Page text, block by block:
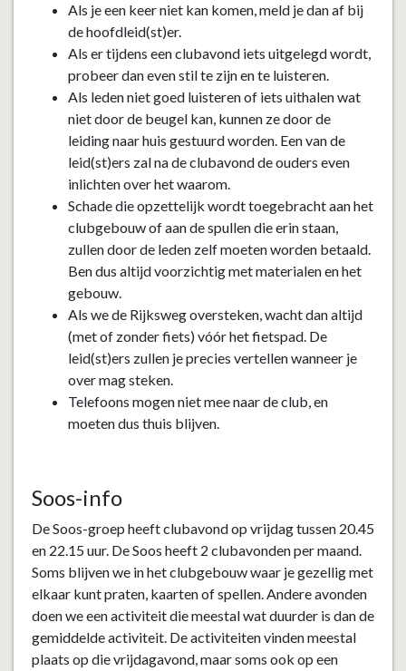
Als je een keer niet kan komen, meld je dan af bij
de hoofdleid(st)er.
Als er tijdens een clubavond iets uitgelegd wordt,
probeer dan even stil te zijn en te luisteren.
Als leden niet goed luisteren of iets uithalen wat
niet door de beugel kan, kunnen ze door de
leiding naar huis gestuurd worden. Een van de
leid(st)ers zal na de clubavond de ouders even
inlichten over het waarom.
Schade die opzettelijk wordt toegebracht aan het
clubgebouw of aan de spullen die erin staan,
zullen door de leden zelf moeten worden betaald.
Ben dus altijd voorzichtig met materialen en het
gebouw.
Als we de Rijksweg oversteken, wacht dan altijd
(met of zonder fiets) vóór het fietspad. De
leid(st)ers zullen je precies vertellen wanneer je
over mag steken.
Telefoons mogen niet mee naar de club, en
moeten dus thuis blijven.
Soos-info
De Soos-groep heeft clubavond op vrijdag tussen 20.45
en 22.15 uur. De Soos heeft 2 clubavonden per maand.
Soms blijven we in het clubgebouw waar je gezellig met
elkaar kunt praten, kaarten of spellen. Andere avonden
doen we een activiteit die meestal wat duurder is dan de
gemiddelde activiteit. De activiteiten vinden meestal
plaats op die vrijdagavond, maar soms ook op een